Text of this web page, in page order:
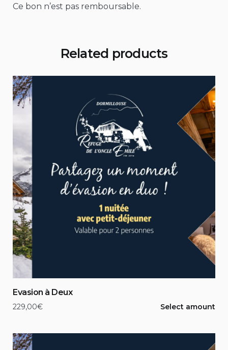
Ce bon n’est pas remboursable.
Related products
Evasion à Deux
229,00€ Select amount